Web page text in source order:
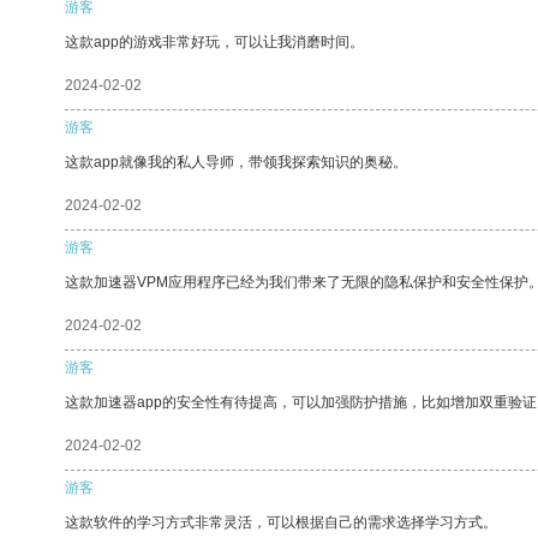
游客
这款app的游戏非常好玩，可以让我消磨时间。
2024-02-02
游客
这款app就像我的私人导师，带领我探索知识的奥秘。
2024-02-02
游客
这款加速器VPM应用程序已经为我们带来了无限的隐私保护和安全性保护
2024-02-02
游客
这款加速器app的安全性有待提高，可以加强防护措施，比如增加双重验
2024-02-02
游客
这款软件的学习方式非常灵活，可以根据自己的需求选择学习方式。